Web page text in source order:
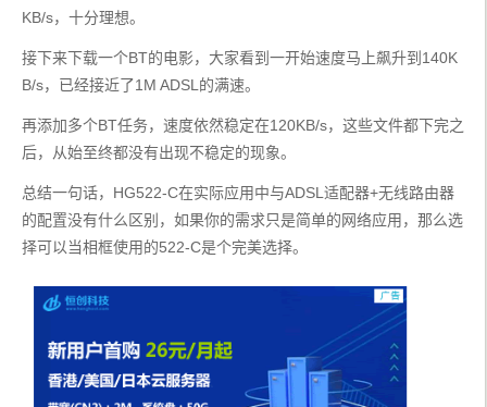
KB/s，十分理想。
接下来下载一个BT的电影，大家看到一开始速度马上飙升到140K
B/s，已经接近了1M ADSL的满速。
再添加多个BT任务，速度依然稳定在120KB/s，这些文件都下完之
后，从始至终都没有出现不稳定的现象。
总结一句话，HG522-C在实际应用中与ADSL适配器+无线路由器
的配置没有什么区别，如果你的需求只是简单的网络应用，那么选
择可以当相框使用的522-C是个完美选择。